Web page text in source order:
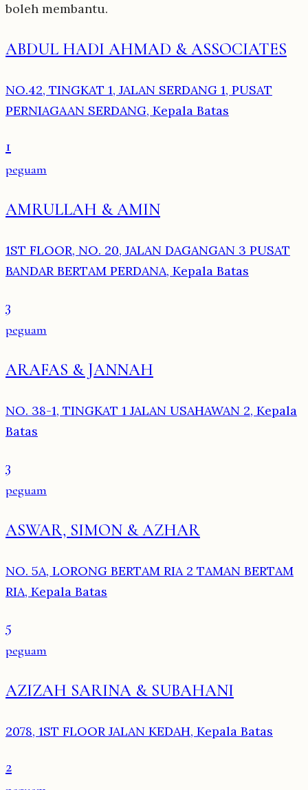
boleh membantu.
ABDUL HADI AHMAD & ASSOCIATES
NO.42, TINGKAT 1, JALAN SERDANG 1, PUSAT
PERNIAGAAN SERDANG, Kepala Batas
1
peguam
AMRULLAH & AMIN
1ST FLOOR, NO. 20, JALAN DAGANGAN 3 PUSAT
BANDAR BERTAM PERDANA, Kepala Batas
3
peguam
ARAFAS & JANNAH
NO. 38-1, TINGKAT 1 JALAN USAHAWAN 2, Kepala
Batas
3
peguam
ASWAR, SIMON & AZHAR
NO. 5A, LORONG BERTAM RIA 2 TAMAN BERTAM
RIA, Kepala Batas
5
peguam
AZIZAH SARINA & SUBAHANI
2078, 1ST FLOOR JALAN KEDAH, Kepala Batas
2